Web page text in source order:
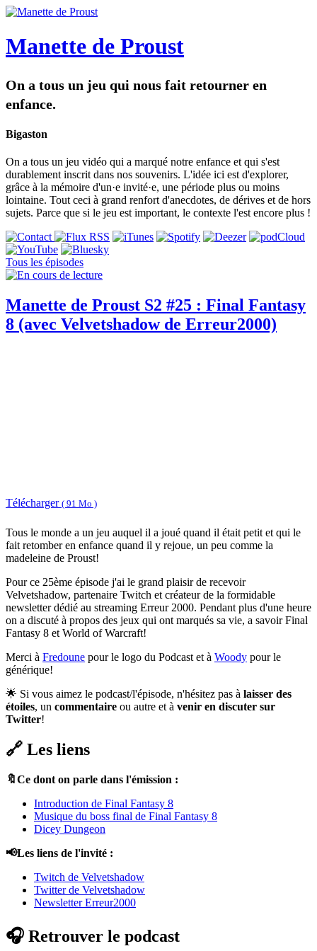
Manette de Proust
On a tous un jeu qui nous fait retourner en
enfance.
Bigaston
On a tous un jeu vidéo qui a marqué notre enfance et qui s'est
durablement inscrit dans nos souvenirs. L'idée ici est d'explorer,
grâce à la mémoire d'un·e invité·e, une période plus ou moins
lointaine. Tout ceci à grand renfort d'anecdotes, de dérives et de hors
sujets. Parce que si le jeu est important, le contexte l'est encore plus !
Tous les épisodes
Manette de Proust S2 #25 : Final Fantasy
8 (avec Velvetshadow de Erreur2000)
Télécharger ( 91 Mo )
Tous le monde a un jeu auquel il a joué quand il était petit et qui le
fait retomber en enfance quand il y rejoue, un peu comme la
madeleine de Proust!
Pour ce 25ème épisode j'ai le grand plaisir de recevoir
Velvetshadow, partenaire Twitch et créateur de la formidable
newsletter dédié au streaming Erreur 2000. Pendant plus d'une heure
on a discuté à propos des jeux qui ont marqués sa vie, a savoir Final
Fantasy 8 et World of Warcraft!
Merci à Fredoune pour le logo du Podcast et à Woody pour le
générique!
🌟 Si vous aimez le podcast/l'épisode, n'hésitez pas à laisser des
étoiles, un commentaire ou autre et à venir en discuter sur
Twitter!
🔗 Les liens
🔖Ce dont on parle dans l'émission :
Introduction de Final Fantasy 8
Musique du boss final de Final Fantasy 8
Dicey Dungeon
📢Les liens de l'invité :
Twitch de Velvetshadow
Twitter de Velvetshadow
Newsletter Erreur2000
🎧 Retrouver le podcast